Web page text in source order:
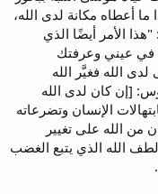
أعطاه مكانة لدى الله،
الأمر أيضًا الذي
في عيني وعرفتك
موسى لدى الله فغيَّر الله
[إن كان لدى الله
الإنسان وتضرعاته
من الله على تغيير
الله الذي يتبع الغضب